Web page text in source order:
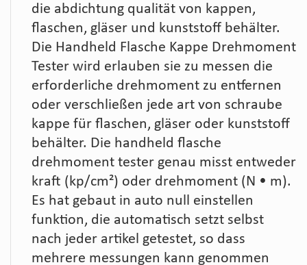
die abdichtung qualität von kappen,
flaschen, gläser und kunststoff behälter.
Die Handheld Flasche Kappe Drehmoment
Tester wird erlauben sie zu messen die
erforderliche drehmoment zu entfernen
oder verschließen jede art von schraube
kappe für flaschen, gläser oder kunststoff
behälter. Die handheld flasche
drehmoment tester genau misst entweder
kraft (kp/cm²) oder drehmoment (N • m).
Es hat gebaut in auto null einstellen
funktion, die automatisch setzt selbst
nach jeder artikel getestet, so dass
mehrere messungen kann genommen